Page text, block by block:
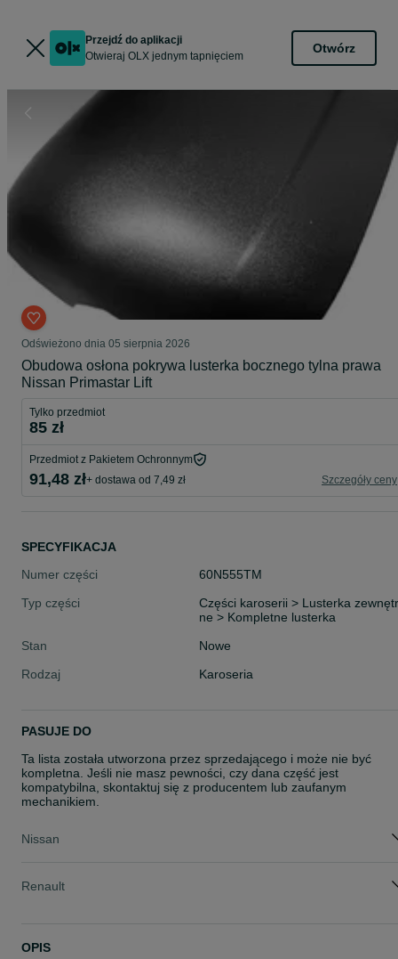
Przejdź do aplikacji
Otwieraj OLX jednym tapnięciem
Otwórz
Odświeżono dnia 05 sierpnia 2026
Obudowa osłona pokrywa lusterka bocznego tylna prawa
Nissan Primastar Lift
Tylko przedmiot
85 zł
Przedmiot z Pakietem Ochronnym
91,48 zł+ dostawa od 7,49 zł Szczegóły ceny
SPECYFIKACJA
Numer części
60N555TM
Typ części
Części karoserii > Lusterka
ne > Kompletne lusterka
Stan
Nowe
Rodzaj
Karoseria
PASUJE DO
Ta lista została utworzona przez sprzedającego i może nie być
kompletna. Jeśli nie masz pewności, czy dana część jest
kompatybilna, skontaktuj się z producentem lub zaufanym
mechanikiem.
Nissan
Renault
OPIS